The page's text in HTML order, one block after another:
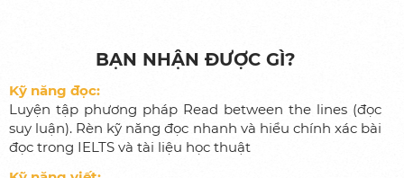
Đội ngũ nhân viên
Lý do lựa chọn T.D.D
BẠN NHẬN ĐƯỢC GÌ?
Kỹ năng đọc:
Luyện tập phương pháp Read between the lines (đọc
suy luận). Rèn kỹ năng đọc nhanh và hiểu chính xác bài
đọc trong IELTS và tài liệu học thuật